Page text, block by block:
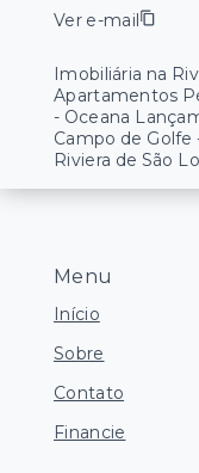
Menu
Início
Sobre
Contato
Financie
Ver e-mail
Imobiliária na
Apartamentos
- Oceana
Campo de Golfe
Riviera de São